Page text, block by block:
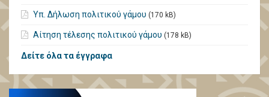
Υπ. Δήλωση πολιτικού γάμου (170 kB)
Αίτηση τέλεσης πολιτικού γάμου (178 kB)
Δείτε όλα τα έγγραφα